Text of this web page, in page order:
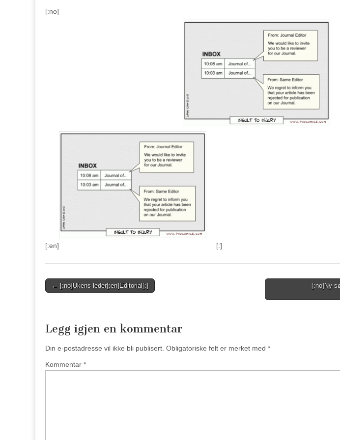
[:no]
[:en] [:]
Post
← [:no]Ukens leder[:en]Editorial[:]
[:no]Ny
Legg igjen en kommentar
Din e-postadresse vil ikke bli publisert. Obligatoriske felt er merket med *
Kommentar *